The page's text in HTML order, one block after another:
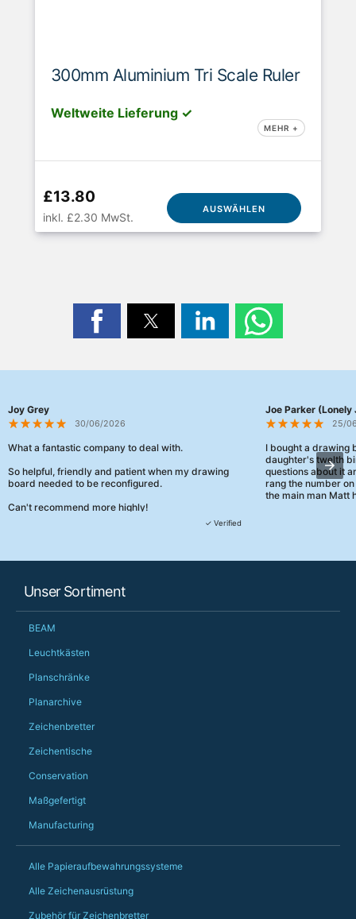
300mm Aluminium Tri Scale Ruler
Weltweite Lieferung ✓
MEHR +
£13.80
inkl. £2.30 MwSt.
AUSWÄHLEN
Joy Grey
30/06/2026
What a fantastic company to deal with.
So helpful, friendly and patient when my drawing
board needed to be reconfigured.
Can't recommend more highly!
✓ Verified
Joe Parker (Lonely
25/
I bought a drawing
daughter's twelth
questions about it
rang the number
the main man Matt
Unser Sortiment
BEAM
Leuchtkästen
Planschränke
Planarchive
Zeichenbretter
Zeichentische
Conservation
Maßgefertigt
Manufacturing
Alle Papieraufbewahrungssysteme
Alle Zeichenausrüstung
Zubehör für Zeichenbretter